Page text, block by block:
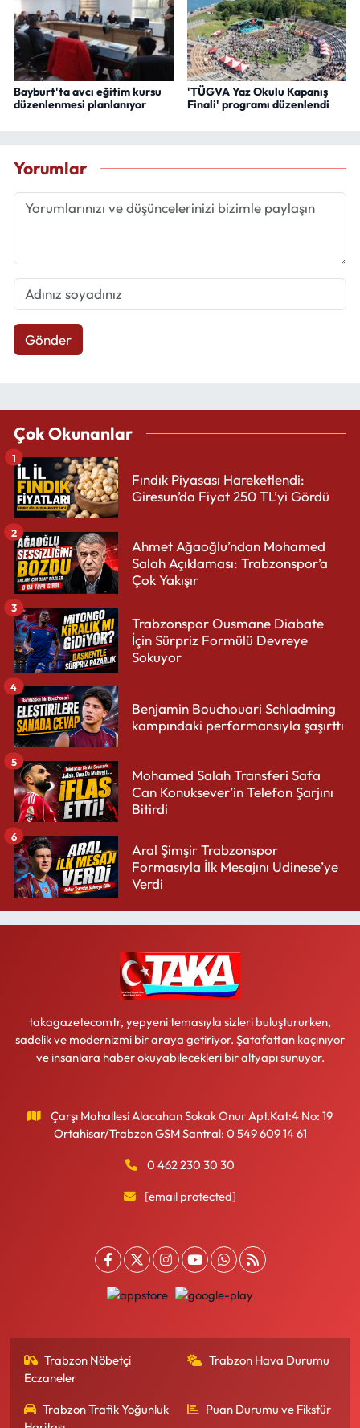
Bayburt'ta avcı eğitim kursu
düzenlenmesi planlanıyor
'TÜGVA Yaz Okulu Kapanış
Finali' programı düzenlendi
Yorumlar
Gönder
Çok Okunanlar
Fındık Piyasası Hareketlendi:
Giresun’da Fiyat 250 TL’yi Gördü
1
Ahmet Ağaoğlu’ndan Mohamed
Salah Açıklaması: Trabzonspor’a
Çok Yakışır
2
Trabzonspor Ousmane Diabate
İçin Sürpriz Formülü Devreye
Sokuyor
3
Benjamin Bouchouari Schladming
kampındaki performansıyla şaşırttı
4
Mohamed Salah Transferi Safa
Can Konuksever’in Telefon Şarjını
Bitirdi
5
Aral Şimşir Trabzonspor
Formasıyla İlk Mesajını Udinese’ye
Verdi
6
takagazetecomtr, yepyeni temasıyla sizleri buluştururken,
sadelik ve modernizmi bir araya getiriyor. Şatafattan kaçınıyor
ve insanlara haber okuyabilecekleri bir altyapı sunuyor.
Çarşı Mahallesi Alacahan Sokak Onur Apt.Kat:4 No: 19
Ortahisar/Trabzon GSM Santral: 0 549 609 14 61
0 462 230 30 30
[email protected]
Trabzon Nöbetçi
Eczaneler
Trabzon Hava Durumu
Trabzon Trafik Yoğunluk
Puan Durumu ve Fikstür